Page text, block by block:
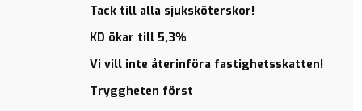
n
y
Tack till alla sjuksköterskor!
KD ökar till 5,3%
Vi vill inte återinföra fastighetsskatten!
Tryggheten först
5,3%
Vi vill inte
fastighetsskatten!
Tryggheten
Stoppa
sjuksköterskor!
KD